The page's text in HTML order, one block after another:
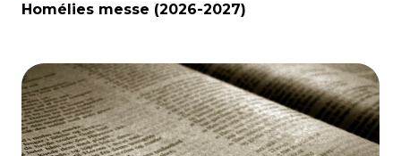
Homélies messe (2026-2027)